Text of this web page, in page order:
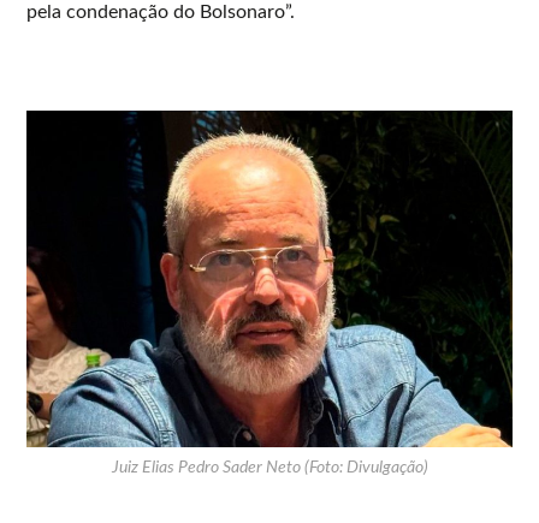
pela condenação do Bolsonaro”.
Juiz Elias Pedro Sader Neto (Foto: Divulgação)